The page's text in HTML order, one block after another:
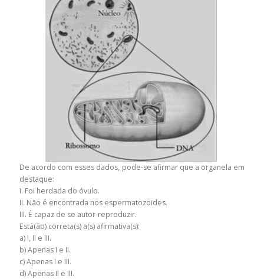
De acordo com esses dados, pode-se afirmar que a organela em
destaque:
I. Foi herdada do óvulo.
II. Não é encontrada nos espermatozoides.
III. É capaz de se autor-reproduzir.
Está(ão) correta(s) a(s) afirmativa(s):
a) I, II e III.
b) Apenas I e II.
c) Apenas I e III.
d) Apenas II e III.